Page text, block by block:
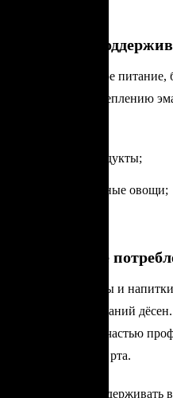
Продукты,
Сбалансированное
способствует укреплению
молочные продукты;
листовые зелёные овощи;
Ограничение
Сладкие продукты и
кариеса и заболеваний
является важной частью
здоровья полости рта.
Также важно поддерживать